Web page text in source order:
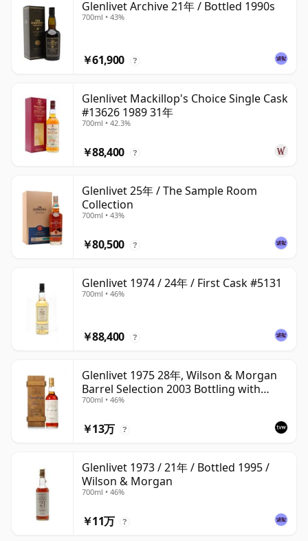
Glenlivet Archive 21年 / Bottled 1990s
700ml • 43%
￥61,900 ?
Glenlivet Mackillop's Choice Single Cask
#13626 1989 31年
700ml • 42.3%
￥88,400 ?
Glenlivet 25年 / The Sample Room
Collection
700ml • 43%
￥80,500 ?
Glenlivet 1974 / 24年 / First Cask #5131
700ml • 46%
￥88,400 ?
Glenlivet 1975 28年, Wilson & Morgan
Barrel Selection 2003 Bottling with
Wooden Box
700ml • 46%
￥13万 ?
Glenlivet 1973 / 21年 / Bottled 1995 /
Wilson & Morgan
700ml • 46%
￥11万 ?